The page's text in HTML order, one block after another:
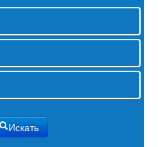
Искать